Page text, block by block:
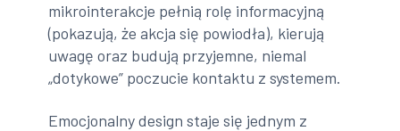
mikrointerakcje pełnią rolę informacyjną
(pokazują, że akcja się powiodła), kierują
uwagę oraz budują przyjemne, niemal
„dotykowe” poczucie kontaktu z systemem.
Emocjonalny design staje się jednym z